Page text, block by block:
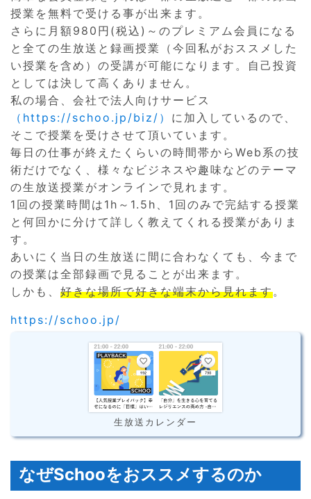
授業を無料で受ける事が出来ます。
さらに月額980円(税込)～のプレミアム会員になる
と全ての生放送と録画授業（今回私がおススメした
い授業を含め）の受講が可能になります。自己投資
としては決して高くありません。
私の場合、会社で法人向けサービス
（https://schoo.jp/biz/） に加入しているので、
そこで授業を受けさせて頂いています。
毎日の仕事が終えたくらいの時間帯からWeb系の技
術だけでなく、様々なビジネスや趣味などのテーマ
の生放送授業がオンラインで見れます。
1回の授業時間は1h～1.5h、1回のみで完結する授業
と何回かに分けて詳しく教えてくれる授業がありま
す。
あいにく当日の生放送に間に合わなくても、今まで
の授業は全部録画で見ることが出来ます。
しかも、 好きな場所で好きな端末から見れます。
https://schoo.jp/
生放送カレンダー
なぜSchooをおススメするのか